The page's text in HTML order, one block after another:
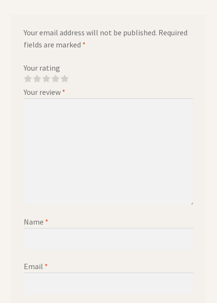
Your email address will not be published. Required
fields are marked *
Your rating
Your review *
Name *
Email *